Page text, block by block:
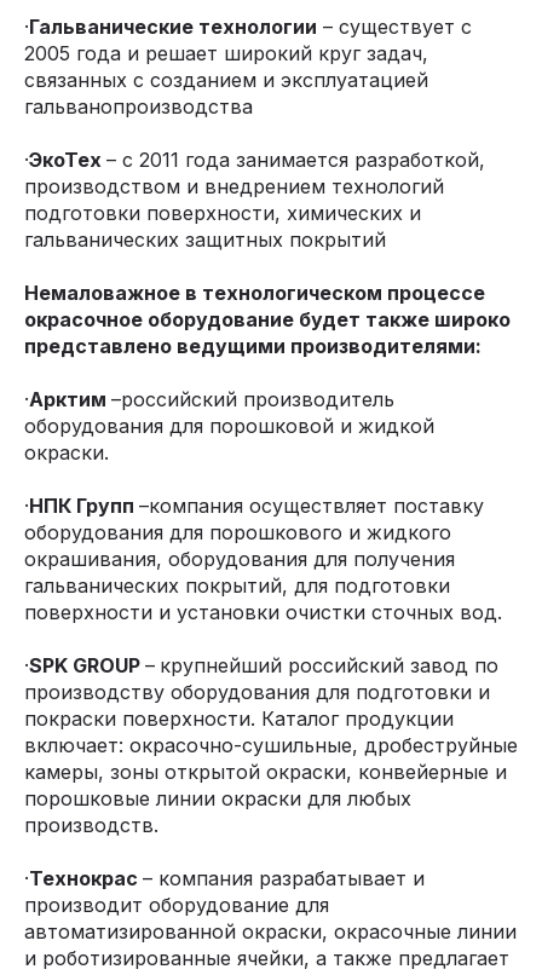
·Гальванические технологии – существует с
2005 года и решает широкий круг задач,
связанных с созданием и эксплуатацией
гальванопроизводства
·ЭкоТех – с 2011 года занимается разработкой,
производством и внедрением технологий
подготовки поверхности, химических и
гальванических защитных покрытий
Немаловажное в технологическом процессе
окрасочное оборудование будет также широко
представлено ведущими производителями:
·Арктим –российский производитель
оборудования для порошковой и жидкой
окраски.
·НПК Групп –компания осуществляет поставку
оборудования для порошкового и жидкого
окрашивания, оборудования для получения
гальванических покрытий, для подготовки
поверхности и установки очистки сточных вод.
·SPK GROUP – крупнейший российский завод по
производству оборудования для подготовки и
покраски поверхности. Каталог продукции
включает: окрасочно-сушильные, дробеструйные
камеры, зоны открытой окраски, конвейерные и
порошковые линии окраски для любых
производств.
·Технокрас – компания разрабатывает и
производит оборудование для
автоматизированной окраски, окрасочные линии
и роботизированные ячейки, а также предлагает